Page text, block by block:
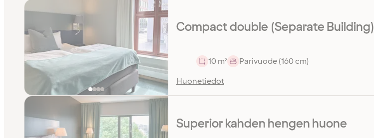
Compact double (Separate Building)
10 m²
Parivuode (160 cm)
Huonetiedot
Superior kahden hengen huone